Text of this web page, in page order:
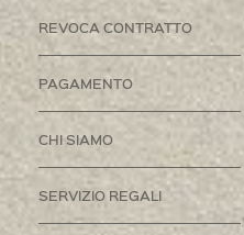
REVOCA CONTRATTO
PAGAMENTO
CHI SIAMO
SERVIZIO REGALI